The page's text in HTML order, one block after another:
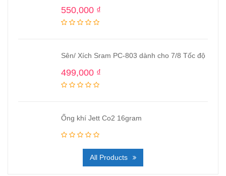
550,000 ₫
Sên/ Xích Sram PC-803 dành cho 7/8 Tốc độ
499,000 ₫
Ống khí Jett Co2 16gram
All Products